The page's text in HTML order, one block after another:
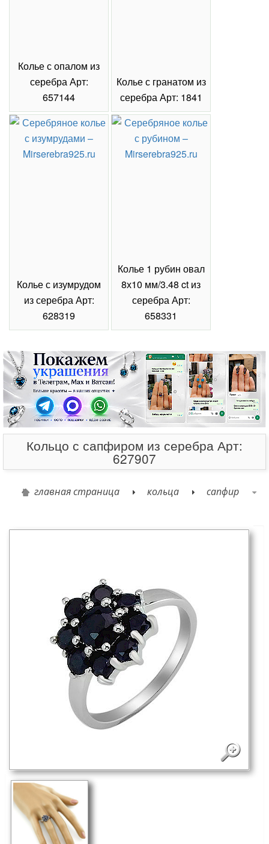
Колье с опалом из
серебра Арт:
657144
Колье с гранатом из
серебра Арт: 1841
Колье с изумрудом
из серебра Арт:
628319
Колье 1 рубин овал
8х10 мм/3.48 ct из
серебра Арт:
658331
Кольцо с сапфиром из серебра Арт:
627907
главная страница кольца сапфир